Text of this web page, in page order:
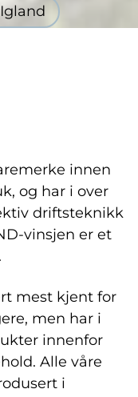
innen
og har i over
driftsteknikk
vinsjen er et
mest kjent for
men har i
innenfor
Alle våre
i